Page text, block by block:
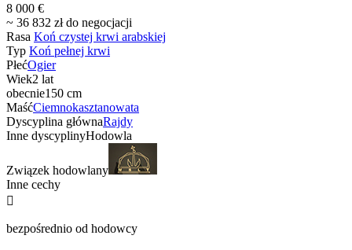
8 000 €
~ 36 832 zł do negocjacji
Rasa Koń czystej krwi arabskiej
Typ Koń pełnej krwi
PłećOgier
Wiek2 lat
obecnie150 cm
MaśćCiemnokasztanowata
Dyscyplina głównaRajdy
Inne dyscyplinyHodowla
Związek hodowlany
Inne cechy

bezpośrednio od hodowcy